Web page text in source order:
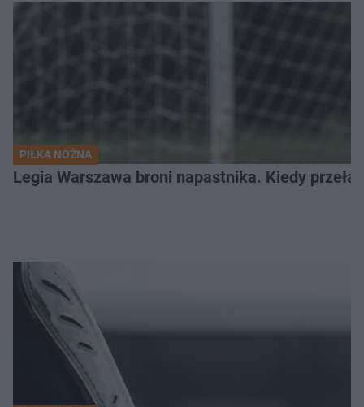
PIŁKA NOŻNA
Legia Warszawa broni napastnika. Kiedy